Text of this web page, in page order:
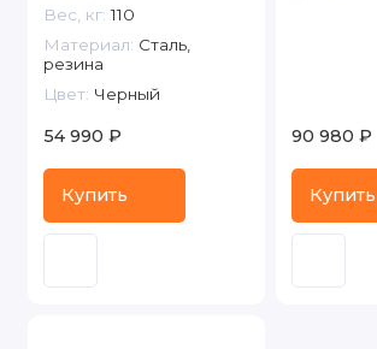
Вес, кг: 110
Материал: Сталь,
резина
Цвет: Черный
54 990 ₽
Купить
90 980 ₽
Купить